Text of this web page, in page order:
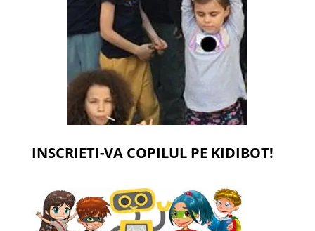
INSCRIETI-VA COPILUL PE KIDIBOT!